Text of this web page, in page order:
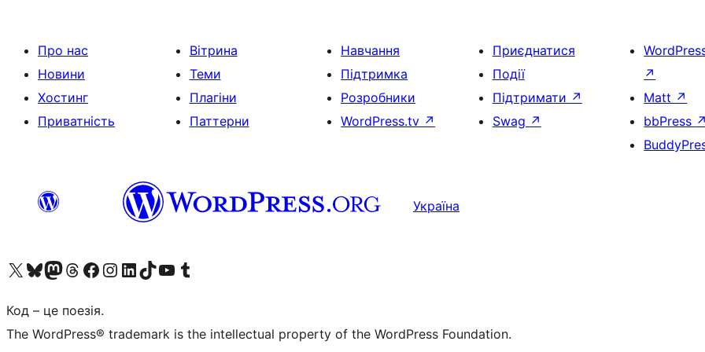
Про нас
Новини
Хостинг
Приватність
Вітрина
Теми
Плагіни
Паттерни
Навчання
Підтримка
Розробники
WordPress.tv ↗
Приєднатися
Події
Підтримати ↗
Swag ↗
↗
Matt ↗
bbPress ↗
Україна
Visit our X (formerly Twitter) account
Visit our Bluesky account
Завітайте до нашої стрічки в Mastodon
Visit our Threads account
Завітайте на нашу сторінку в Facebook
Visit our Instagram account
Visit our LinkedIn account
Visit our TikTok account
Visit our YouTube channel
Visit our Tumblr account
Код – це поезія.
The WordPress® trademark is the intellectual property of the WordPress Foundation.